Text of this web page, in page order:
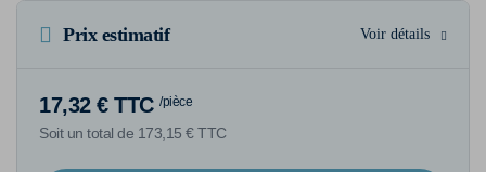
Prix estimatif Voir détails
17,32 € TTC /pièce
Soit un total de 173,15 € TTC